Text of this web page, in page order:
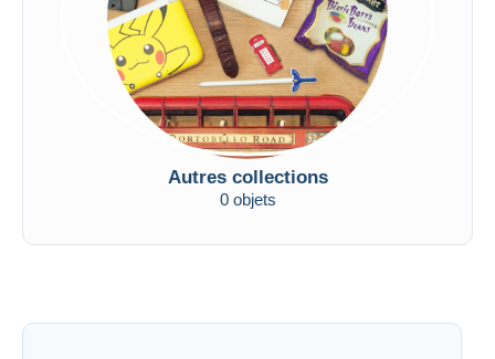
Autres collections
0 objets